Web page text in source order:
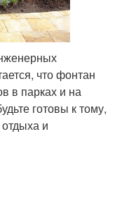
что фонтан
в парках и на
готовы к тому,
и